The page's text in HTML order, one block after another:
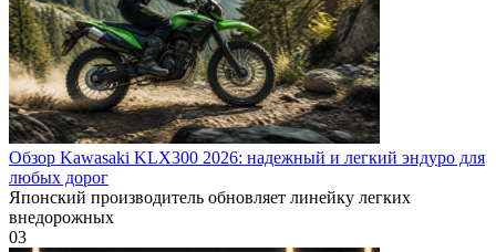
Обзор Kawasaki KLX300 2026: надежный и легкий эндуро для
любых дорог
Японский производитель обновляет линейку легких
внедорожных
03